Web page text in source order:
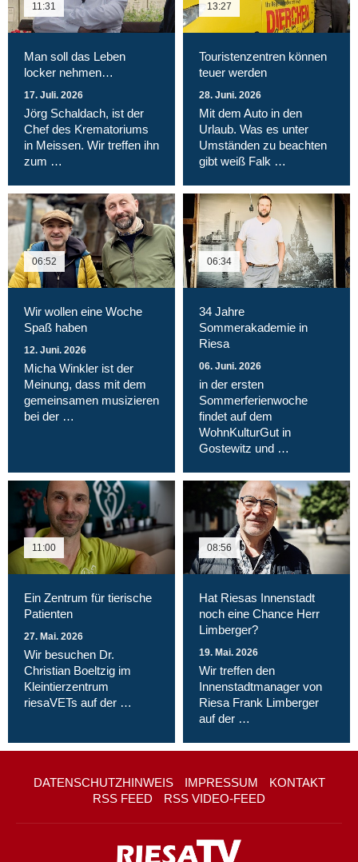
11:31
Man soll das Leben
locker nehmen…
17. Juli. 2026
Jörg Schaldach, ist der
Chef des Krematoriums
in Meissen. Wir treffen ihn
zum …
13:27
Touristenzentren können
teuer werden
28. Juni. 2026
Mit dem Auto in den
Urlaub. Was es unter
Umständen zu beachten
gibt weiß Falk …
06:52
Wir wollen eine Woche
Spaß haben
12. Juni. 2026
Micha Winkler ist der
Meinung, dass mit dem
gemeinsamen musizieren
bei der …
06:34
34 Jahre
Sommerakademie in
Riesa
06. Juni. 2026
in der ersten
Sommerferienwoche
findet auf dem
WohnKulturGut in
Gostewitz und …
11:00
Ein Zentrum für tierische
Patienten
27. Mai. 2026
Wir besuchen Dr.
Christian Boeltzig im
Kleintierzentrum
riesaVETs auf der …
08:56
Hat Riesas Innenstadt
noch eine Chance Herr
Limberger?
19. Mai. 2026
Wir treffen den
Innenstadtmanager von
Riesa Frank Limberger
auf der …
DATENSCHUTZHINWEIS IMPRESSUM
KONTAKT
RSS FEED
RSS VIDEO-FEED